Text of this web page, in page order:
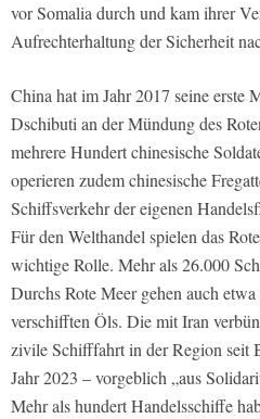
vor Somalia durch und kam ihrer
Aufrechterhaltung der Sicherheit
China hat im Jahr 2017 seine erste
Dschibuti an der Mündung des
mehrere Hundert chinesische
operieren zudem chinesische
Schiffsverkehr der eigenen
Für den Welthandel spielen das
wichtige Rolle. Mehr als 26.000
Durchs Rote Meer gehen auch
verschifften Öls. Die mit Iran
zivile Schifffahrt in der Region seit
Jahr 2023 – vorgeblich „aus
Mehr als hundert Handelsschiffe